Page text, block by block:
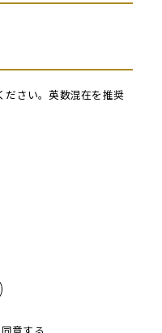
さい。英数混在を推奨